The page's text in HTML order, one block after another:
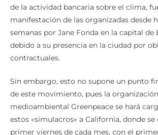
de la actividad bancaria sobre el clima,
manifestación de las organizadas desde
semanas por Jane Fonda en la capital de
debido a su presencia en la ciudad por
contractuales.
Sin embargo, esto no supone un punto
de este movimiento, pues la organización
medioambiental Greenpeace se hará
estos «simulacros» a California, donde se
primer viernes de cada mes, con el